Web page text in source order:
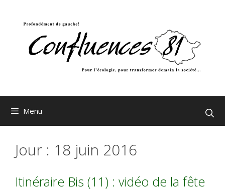
Menu
Jour : 18 juin 2016
Itinéraire Bis (11) : vidéo de la fête